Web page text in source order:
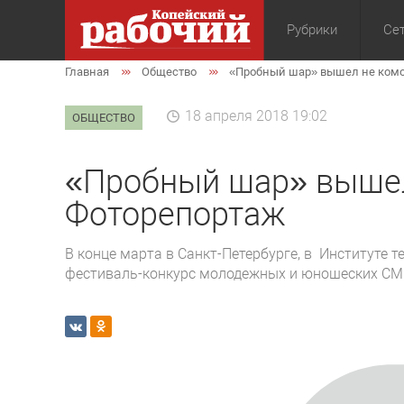
Рубрики
Общество
Главная Общество «Пробный шар» вышел не
ОБЩЕСТВО 18 апреля 2018 19:02
«Пробный шар»
Фоторепортаж
В конце марта в Санкт-Петербурге, в Институте
фестиваль-конкурс молодежных и юношеских